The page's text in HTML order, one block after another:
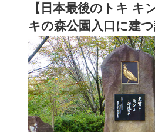
【日本最後のトキ キ
キの森公園入口に建